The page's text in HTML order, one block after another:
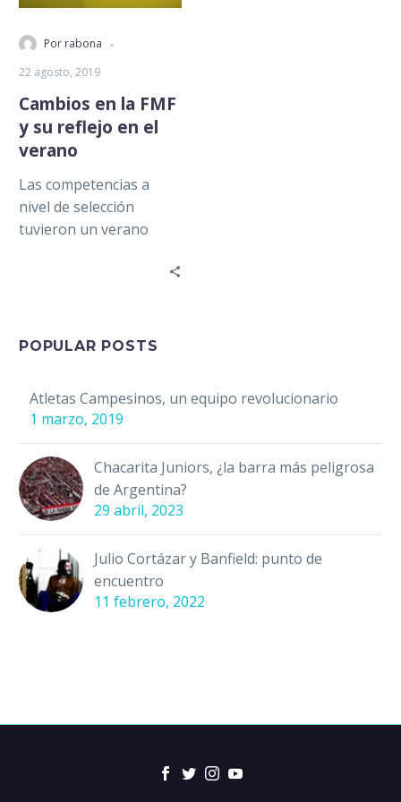
Por rabona -
22 agosto, 2019
Cambios en la FMF
y su reflejo en el
verano
Las competencias a
nivel de selección
tuvieron un verano
POPULAR POSTS
Atletas Campesinos, un equipo revolucionario
1 marzo, 2019
Chacarita Juniors, ¿la barra más peligrosa
de Argentina?
29 abril, 2023
Julio Cortázar y Banfield: punto de
encuentro
11 febrero, 2022